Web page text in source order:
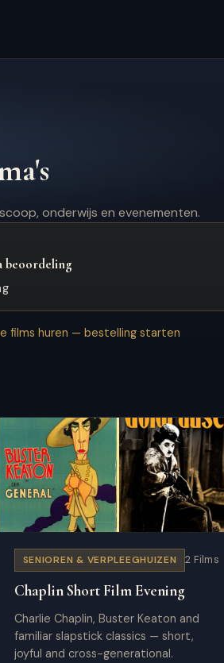
onderwijs en evenementen.
beoordeling
films huren — bestelling starten
SENIOREN & VERPLEEGHUIZEN 2 Films
Chaplin Short Film Evening
Charlie Chaplin, Buster Keaton and
familiar slapstick classics — short,
joyful and cross-generational.